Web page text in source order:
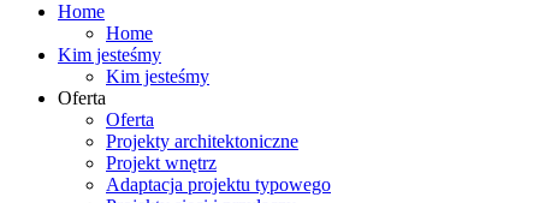
Home
Home
Kim jesteśmy
Kim jesteśmy
Oferta
Oferta
Projekty architektoniczne
Projekt wnętrz
Adaptacja projektu typowego